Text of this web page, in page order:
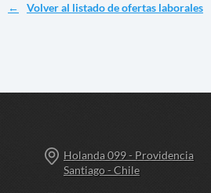
Volver al listado de ofertas laborales
Holanda 099 - Providencia
Santiago - Chile